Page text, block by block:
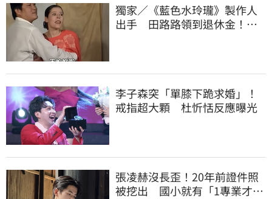
獨家／《藍色水玲瓏》製作人
出手 田路路領到退休金！隱
李子森突「單膝下跪求婚」！
戒指超大顆 杜忻恬反應曝光
張凌赫沒長歪！20年前證件照
被挖出 國小就有「1專業才